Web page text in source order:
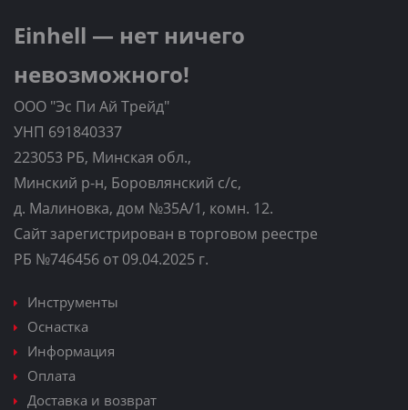
Einhell — нет ничего
невозможного!
ООО "Эс Пи Ай Трейд"
УНП 691840337
223053 РБ, Минская обл.,
Минский р-н, Боровлянский с/с,
д. Малиновка, дом №35A/1, комн. 12.
Сайт зарегистрирован в торговом реестре
РБ №746456 от 09.04.2025 г.
Инструменты
Оснастка
Информация
Оплата
Доставка и возврат